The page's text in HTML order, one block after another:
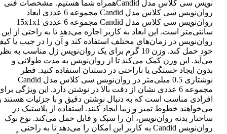
نویس سی کلاس مدل Candidهمراه شما هستیم. مشخصات فنی
روان‌نویس سی کلاس مدل Candid مجموعه 6 عددی ابعاد
روان‌نویس سی کلاس مدل Candid مجموعه 6 عددی 15x1x1
سانتی‌متر است. این ابعاد به کاربر اجازه می‌دهد تا به راحتی از این
روان‌نویس در زمان‌های مختلف استفاده کند و آن را در جیب یا
خود حمل کند. وزن 10 گرم برای یک روان‌نویس ژل مناسب به
می‌آید. این وزن کمک می‌کند تا از روان‌نویس به مدت طولانی و
بدون ایجاد خستگی یا ناراحتی در دستتان استفاده کنید. قطر
نوشتاری 0.5 میلی‌متر در روان‌نویس سی کلاس مدل Candid
مجموعه 6 عددی نشان از دقت بالا در نوشتن دارد. این ویژگی
افرادی مناسب است که به دنبال نوشتن دقیق و با جزئیات هستند
می‌خواهند خطوط تمیز و زیبا ایجاد کنند. استفاده از پلاستیک در
ساختار بدنه روان‌نویس، آن را سبک و قابل حمل می‌کند. نوع نوک
روان‌نویس Candid به کاربر این امکان را می‌دهد تا به راحتی